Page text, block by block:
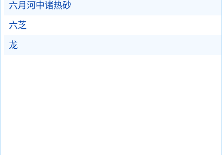
六月河中诸热砂
六芝
龙